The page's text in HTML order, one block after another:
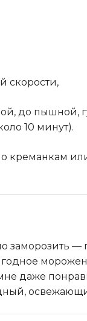
скорости,
до пышной,
10 минут).
креманкам
заморозить —
даже